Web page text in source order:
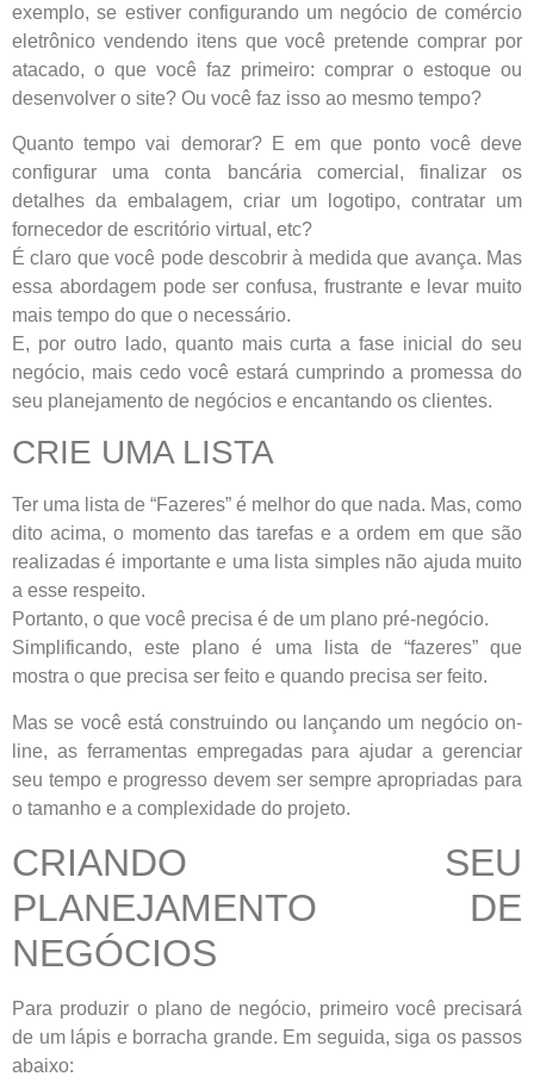
exemplo, se estiver configurando um negócio de comércio
eletrônico vendendo itens que você pretende comprar por
atacado, o que você faz primeiro: comprar o estoque ou
desenvolver o site? Ou você faz isso ao mesmo tempo?
Quanto tempo vai demorar? E em que ponto você deve
configurar uma conta bancária comercial, finalizar os
detalhes da embalagem, criar um logotipo, contratar um
fornecedor de escritório virtual, etc?
É claro que você pode descobrir à medida que avança. Mas
essa abordagem pode ser confusa, frustrante e levar muito
mais tempo do que o necessário.
E, por outro lado, quanto mais curta a fase inicial do seu
negócio, mais cedo você estará cumprindo a promessa do
seu planejamento de negócios e encantando os clientes.
CRIE UMA LISTA
Ter uma lista de “Fazeres” é melhor do que nada. Mas, como
dito acima, o momento das tarefas e a ordem em que são
realizadas é importante e uma lista simples não ajuda muito
a esse respeito.
Portanto, o que você precisa é de um plano pré-negócio.
Simplificando, este plano é uma lista de “fazeres” que
mostra o que precisa ser feito e quando precisa ser feito.
Mas se você está construindo ou lançando um negócio on-
line, as ferramentas empregadas para ajudar a gerenciar
seu tempo e progresso devem ser sempre apropriadas para
o tamanho e a complexidade do projeto.
CRIANDO SEU
PLANEJAMENTO DE
NEGÓCIOS
Para produzir o plano de negócio, primeiro você precisará
de um lápis e borracha grande. Em seguida, siga os passos
abaixo: